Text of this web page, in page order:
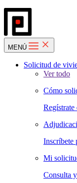
MENÚ
Solicitud de
Ver todo
Cómo
Inscríbete
Mi
Consulta